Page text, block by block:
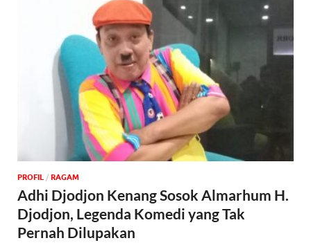
PROFIL / ‎RAGAM
Adhi Djodjon Kenang Sosok Almarhum H.
Djodjon, Legenda Komedi yang Tak
Pernah Dilupakan